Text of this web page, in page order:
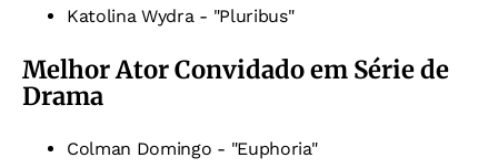
Katolina Wydra - "Pluribus"
Melhor Ator Convidado em Série de
Drama
Colman Domingo - "Euphoria"